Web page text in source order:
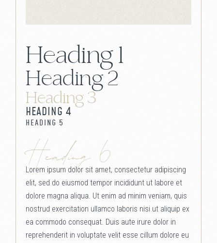
Heading 1
Heading 2
Heading 3
HEADING 4
HEADING 5
Heading 6
Lorem ipsum dolor sit amet, consectetur adipiscing
elit, sed do eiusmod tempor incididunt ut labore et
dolore magna aliqua. Ut enim ad minim veniam, quis
nostrud exercitation ullamco laboris nisi ut aliquip ex
ea commodo consequat. Duis aute irure dolor in
reprehenderit in voluptate velit esse cillum dolore eu